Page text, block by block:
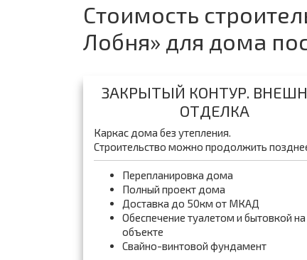
Стоимость
Лобня» для дома
ЗАКРЫТЫЙ КОНТУР.
ОТДЕЛКА
Каркас дома без утепления.
Строительство можно продолжить
Перепланировка дома
Полный проект дома
Доставка до 50км от МКАД
Обеспечение туалетом и бытовкой на
объекте
Свайно-винтовой фундамент